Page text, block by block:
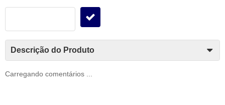
Descrição do Produto
Carregando comentários ...